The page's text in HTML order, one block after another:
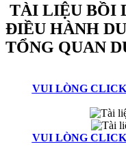
TÀI LIỆU BỒI
ĐIỀU HÀNH
TỔNG QUAN
VUI LÒNG
VUI LÒNG